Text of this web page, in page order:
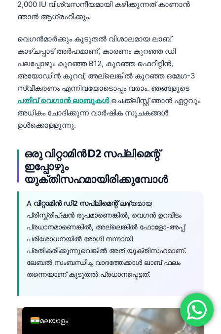
2,000 IU വിശ്വസനീയമായി കഴിക്കുന്നത് കാണാൻ
ഞാൻ ആഗ്രഹിക്കും.
വെഗൻമാർക്കും കൂടുതൽ വിശാലമായ ലാബ്
കാഴ്ചപ്പാട് അർഹമാണ്, കാരണം കുറഞ്ഞ ഡി
പലപ്പോഴും കുറഞ്ഞ B12, കുറഞ്ഞ ഫെറിറ്റിൻ,
അയോഡിൻ കുറവ്, അല്ലെങ്കിൽ കുറഞ്ഞ ഒമേഗ-3
സ്വീകരണം എന്നിവയോടൊപ്പം വരാം. ഞങ്ങളുടെ
പതിവ് വെഗാൻ ലാബുകൾചെക്ക്ലിസ്റ്റ് ഞാൻ ഏറ്റവും
അധികം ചോദിക്കുന്ന വാർഷിക സൂചകങ്ങൾ
ഉൾക്കൊള്ളുന്നു.
ഒരു വിറ്റാമിൻ D2 സപ്ലിമെന്റ്
ഇപ്പോഴും
യുക്തിസഹമായിരിക്കുമ്പോൾ
A വിറ്റാമിൻ ഡി2 സപ്ലിമെന്റ്ലഭ്യമായ
പ്രിസ്ക്രിപ്ഷൻ രൂപമാണെങ്കിൽ, വെഗൻ ഉറവിടം
പ്രധാനമാണെങ്കിൽ, അല്ലെങ്കിൽ ഫോളോ-അപ്പ്
പരിശോധനയിൽ രോഗി നന്നായി
പ്രതികരിക്കുന്നുവെങ്കിൽ അത് യുക്തിസഹമാണ്.
ലേബൽ സംബന്ധിച്ച വാദത്തേക്കാൾ ലാബ് ഫലം
തന്നെയാണ് കൂടുതൽ പ്രധാനപ്പെട്ടത്.
മലയാളം
العربية
Français
עִבְרִית
Italiano
Español
Ελληνικά
Türkçe
简体中文
Български
Dansk
Nederlands
हिन्दी